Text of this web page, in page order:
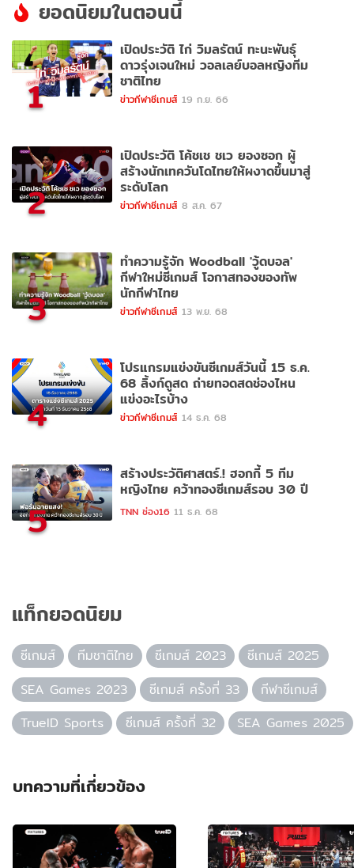
ยอดนิยมในตอนนี้
1
เปิดประวัติ ไก่ วิมลรัตน์ ทะนะพันธุ์
ดาวรุ่งเจนใหม่ วอลเลย์บอลหญิงทีม
ชาติไทย
ข่าวกีฬาซีเกมส์ 19 ก.ย. 66
2
เปิดประวัติ โค้ชเช ชเว ยองซอก ผู้
สร้างนักเทควันโดไทยให้ผงาดขึ้นมาสู่
ระดับโลก
ข่าวกีฬาซีเกมส์ 8 ส.ค. 67
3
ทำความรู้จัก Woodball 'วู้ดบอล'
กีฬาใหม่ซีเกมส์ โอกาสทองของทัพ
นักกีฬาไทย
ข่าวกีฬาซีเกมส์ 13 พ.ย. 68
4
โปรแกรมแข่งขันซีเกมส์วันนี้ 15 ธ.ค.
68 ลิ้งก์ดูสด ถ่ายทอดสดช่องไหน
แข่งอะไรบ้าง
ข่าวกีฬาซีเกมส์ 14 ธ.ค. 68
5
สร้างประวัติศาสตร์.! ฮอกกี้ 5 ทีม
หญิงไทย คว้าทองซีเกมส์รอบ 30 ปี
TNN ช่อง16 11 ธ.ค. 68
แท็กยอดนิยม
ซีเกมส์ ทีมชาติไทย ซีเกมส์ 2023
ซีเกมส์ 2025
SEA Games 2023
ซีเกมส์ ครั้งที่ 33
กีฬาซีเกมส์
TrueID Sports
ซีเกมส์ ครั้งที่ 32 SEA Games 2025
บทความที่เกี่ยวข้อง